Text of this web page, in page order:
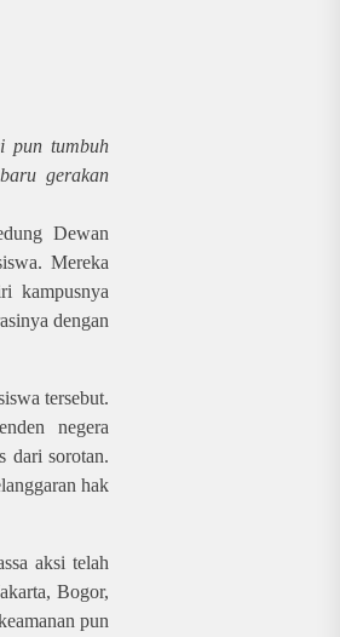
pun tumbuh
gerakan
Dewan
Mereka
kampusnya
dengan
tersebut.
negera
dari sorotan.
hak
aksi telah
Bogor,
pun